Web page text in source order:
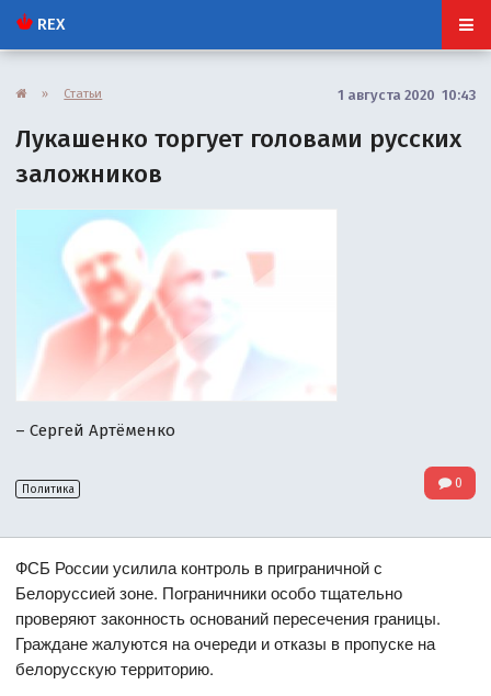
REX
» Статьи 1 августа 2020 10:43
Лукашенко торгует головами русских
заложников
– Сергей Артёменко
Политика 0
ФСБ России усилила контроль в приграничной с
Белоруссией зоне. Пограничники особо тщательно
проверяют законность оснований пересечения границы.
Граждане жалуются на очереди и отказы в пропуске на
белорусскую территорию.